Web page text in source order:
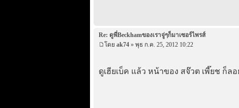
Re: ดูพี่Beckhamของเราจู่ๆก็มาเซอร์ไพรส์
โดย ak74» พุธ ก.ค. 25, 2012 10:22
ดูเฮียเบ็ค แล้ว หน้าของ สจ๊วต เพี๊ยช ก็ล